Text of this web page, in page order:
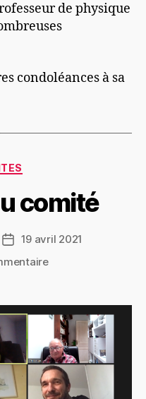
de physique
condoléances à sa
comité
Date19 avril 2021
sur
comité